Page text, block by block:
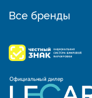
Все бренды